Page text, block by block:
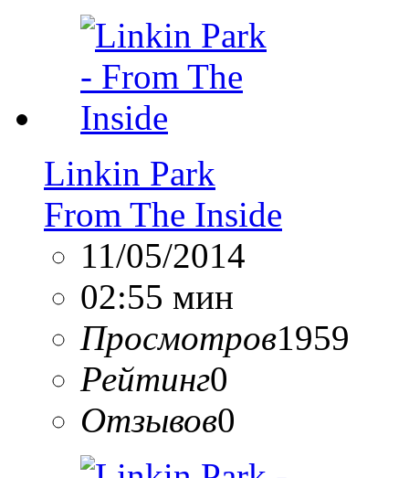
Linkin Park
From The Inside
11/05/2014
02:55 мин
Просмотров1959
Рейтинг0
Отзывов0